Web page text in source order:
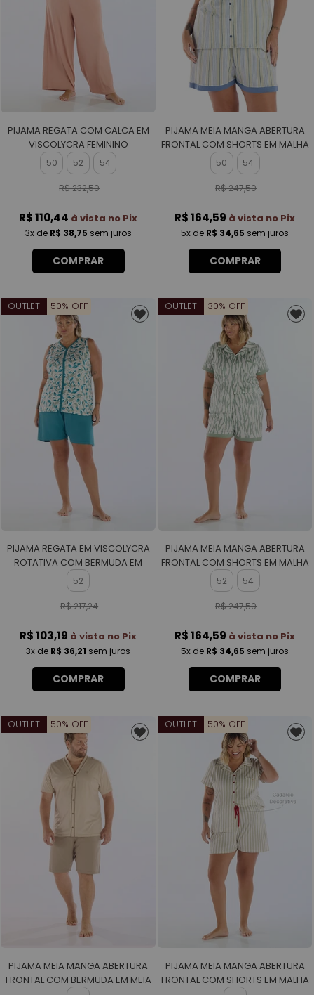
PIJAMA REGATA COM CALCA EM
VISCOLYCRA FEMININO
50 52 54
R$ 232,50
R$ 110,44 à vista no Pix
3xde R$ 38,75 sem juros
COMPRAR
PIJAMA MEIA MANGA ABERTURA
FRONTAL COM SHORTS EM MALHA
ROTATIVA FEMININO
50 54
R$ 247,50
R$ 164,59 à vista no Pix
5x de R$ 34,65 sem juros
COMPRAR
OUTLET 50% OFF
PIJAMA REGATA EM VISCOLYCRA
ROTATIVA COM BERMUDA EM
VISCOLYCRA FEMININO
52
R$ 217,24
R$ 103,19 à vista no Pix
3x de R$ 36,21 sem juros
COMPRAR
OUTLET 30% OFF
PIJAMA MEIA MANGA ABERTURA
FRONTAL COM SHORTS EM MALHA
ROTATIVA FEMININO
52 54
R$ 247,50
R$ 164,59 à vista no Pix
5x de R$ 34,65 sem juros
COMPRAR
OUTLET 50% OFF
PIJAMA MEIA MANGA ABERTURA
FRONTAL COM BERMUDA EM MEIA
OUTLET 50% OFF
PIJAMA MEIA MANGA ABERTURA
FRONTAL COM SHORTS EM MALHA